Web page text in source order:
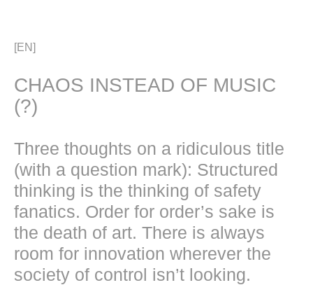
[EN]
CHAOS INSTEAD OF MUSIC
(?)
Three thoughts on a ridiculous title
(with a question mark): Structured
thinking is the thinking of safety
fanatics. Order for order’s sake is
the death of art. There is always
room for innovation wherever the
society of control isn’t looking.